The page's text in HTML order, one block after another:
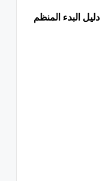
البدء المنظم